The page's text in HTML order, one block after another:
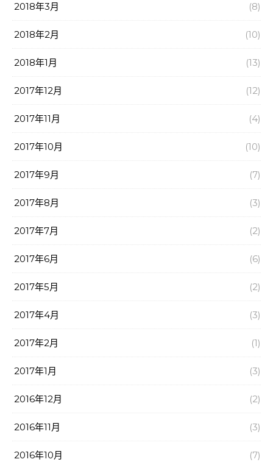
2018年3月 (8)
2018年2月 (10)
2018年1月 (13)
2017年12月 (12)
2017年11月 (4)
2017年10月 (10)
2017年9月 (7)
2017年8月 (3)
2017年7月 (2)
2017年6月 (6)
2017年5月 (2)
2017年4月 (3)
2017年2月 (1)
2017年1月 (3)
2016年12月 (2)
2016年11月 (3)
2016年10月 (7)